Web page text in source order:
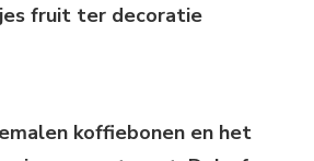
fruit ter decoratie
koffiebonen en het